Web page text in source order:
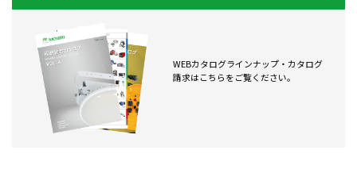
WEBカタログラインナップ・カタログ
請求はこちらをご覧ください。